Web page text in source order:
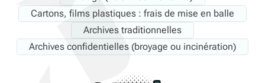
Cartons, films plastiques : frais de mise en balle
Archives traditionnelles
Archives confidentielles (broyage ou incinération)